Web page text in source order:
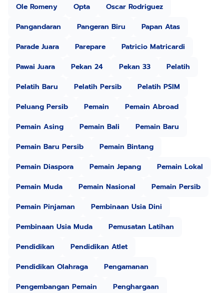
Ole Romeny Opta
Oscar Rodriguez
Pangandaran
Pangeran Biru
Papan Atas
Parade Juara
Parepare
Patricio Matricardi
Pawai Juara
Pekan 24 Pekan 33
Pelatih
Pelatih Baru
Pelatih Persib
Pelatih PSIM
Peluang Persib
Pemain
Pemain Abroad
Pemain Asing
Pemain Bali
Pemain Baru
Pemain Baru Persib
Pemain Bintang
Pemain Diaspora
Pemain Jepang
Pemain Lokal
Pemain Muda
Pemain Nasional
Pemain Persib
Pemain Pinjaman
Pembinaan Usia Dini
Pembinaan Usia Muda
Pemusatan Latihan
Pendidikan
Pendidikan Atlet
Pendidikan Olahraga
Pengamanan
Pengembangan Pemain
Penghargaan